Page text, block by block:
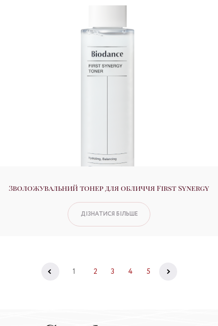
Зволожувальний тонер для обличчя First Synergy
ДІЗНАТИСЯ БІЛЬШЕ
1 2 3 4 5